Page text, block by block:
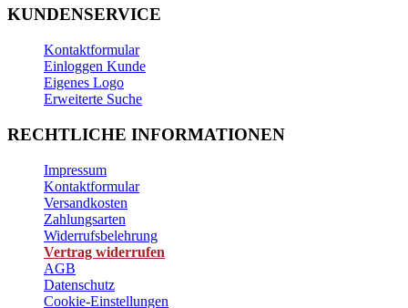
KUNDENSERVICE
Kontaktformular
Einloggen Kunde
Eigenes Logo
Erweiterte Suche
RECHTLICHE INFORMATIONEN
Impressum
Kontaktformular
Versandkosten
Zahlungsarten
Widerrufsbelehrung
Vertrag widerrufen
AGB
Datenschutz
Cookie-Einstellungen